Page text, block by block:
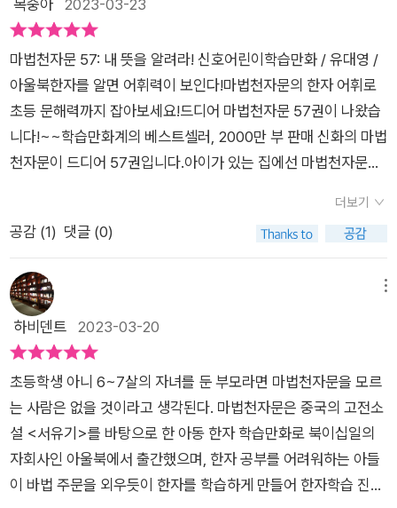
복숭아 2023-03-23
마법천자문 57: 내 뜻을 알려라! 신호어린이학습만화 / 유대영 /
아울북​한자를 알면 어휘력이 보인다!마법천자문의 한자 어휘로
초등 문해력까지 잡아보세요!​​드디어 마법천자문 57권이 나왔습
니다!~~학습만화계의 베스트셀러, 2000만 부 판매 신화의 마법
천자문이 드디어 57권입니다.아이가 있는 집에선 마법천자문을
재미면에서는 보장이구요. 교육인적자원부 후원 교육산업대상
출판물 분야에 대상을 수상하였으며, 한국간행물윤리위원회 선
진흥기금 지원 사업 개발도서라고 하네요.​이렇게 화려한 경력을
가진 도서인 마법천자문은 역시 너무 교육적이면서도 재미있는
책입니다.오공이의 모험을 통해 독자들도 함께 깨닫고 성장해가
좋은 것 같아요.요즘 아이들 너무 영상만 주구장창 보고 또 게임
을 많이 하면서 책을 예전 아이들보다는 많이 안 보는 것 같아요.
그래서 어휘력이 부족할 수 밖에 없는데 한자를 이렇게 재미있는
만화를 보면서 어휘를 배우니 너무 알찹니다.57권에는 초판 한
정 특별 엽서를 증정하고 있습니다.작가님의 메시지와 사진도 뒷
더보기
공감 (1) 댓글 (0)
하비덴트 2023-03-20
초등학생 아니 6~7살의 자녀를 둔 부모라면 마법천자문을 모르
는 사람은 없을 것이라고 생각된다. 마법천자문은 중국의 고전소
설 <서유기>를 바탕으로 한 아동 한자 학습만화로 북이십일의
자회사인 아울북에서 출간했으며, 한자 공부를 어려워하는 아들
이 바법 주문을 외우듯이 한자를 학습하게 만들어 한자학습 진입